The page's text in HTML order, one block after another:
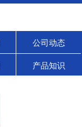
公司动态
产品知识